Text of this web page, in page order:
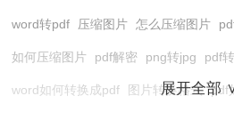
word转pdf 压缩图片 怎么压缩图片
如何压缩图片 pdf解密 png转jpg pdf
word如何转换成pdf 图片转换格式 pdf
展开全部